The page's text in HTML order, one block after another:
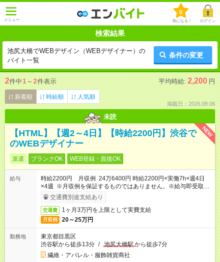
メニュー
0
気になる！ ログイン
検索結果
池尻大橋でWEBデザイン（WEBデザイナー）の
バイト一覧
条件の変更
2件中1 ～ 2件表示 平均時給: 2,200 円
新着順 時給順 人気順
掲載日：2026.08.06
未読
NEW
【HTML】【週2～4日】【時給2200円】渋谷で
のWEBデザイナー
派遣 ブランクOK WEB登録・面接OK
給与
時給2200円 月収例 24万6400円 時給2200円×実働7h×週4日
×4週 ※月収例を保証するものではありません。※給与即受取り
サービス利用可（利用条件有）
交通費別途支給あり
交通費 1ヶ月3万円を上限として実費支給
月収例 20～25万円
勤務地
東京都目黒区
渋谷駅から徒歩13分 / 池尻大橋駅から徒歩7分
繊維・アパレル・服飾雑貨商社